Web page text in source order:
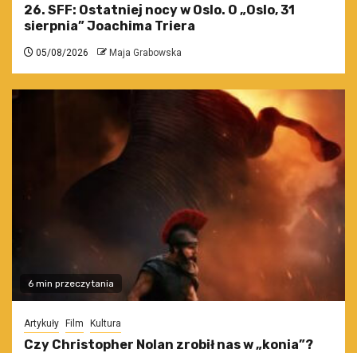
26. SFF: Ostatniej nocy w Oslo. O „Oslo, 31
sierpnia” Joachima Triera
05/08/2026 Maja Grabowska
6 min przeczytania
Artykuły Film Kultura
Czy Christopher Nolan zrobił nas w „konia”?